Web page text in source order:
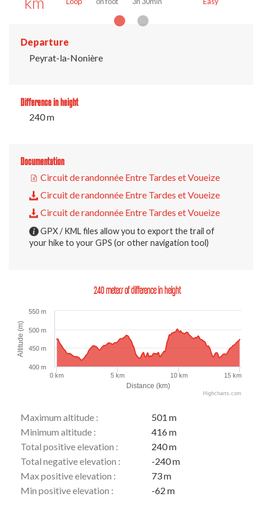
Departure
Peyrat-la-Nonière
Difference in height
240 m
Documentation
Circuit de randonnée Entre Tardes et Voueize
Circuit de randonnée Entre Tardes et Voueize
Circuit de randonnée Entre Tardes et Voueize
GPX / KML files allow you to export the trail of
your hike to your GPS (or other navigation tool)
240 meters of difference in height
Distance (km)
Altitude (m)
0 km 5 km 10 km 15 km
400 m
450 m
500 m
550 m
Highcharts.com
Maximum altitude :
501 m
Minimum altitude :
416 m
Total positive elevation :
240 m
Total negative elevation :
-240 m
Max positive elevation :
73 m
Min positive elevation :
-62 m